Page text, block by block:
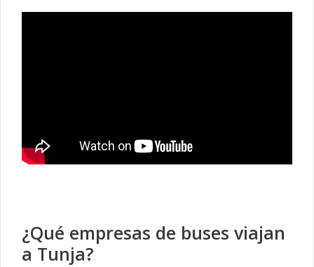
¿Qué empresas de buses viajan
a Tunja?